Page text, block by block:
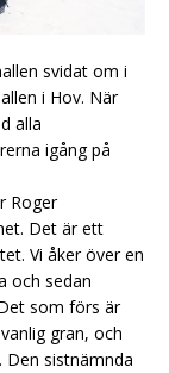
svidat om i
i Hov. När
alla
igång på
Roger
Det är ett
Vi åker över en
och sedan
som förs är
gran, och
Den sistnämnda